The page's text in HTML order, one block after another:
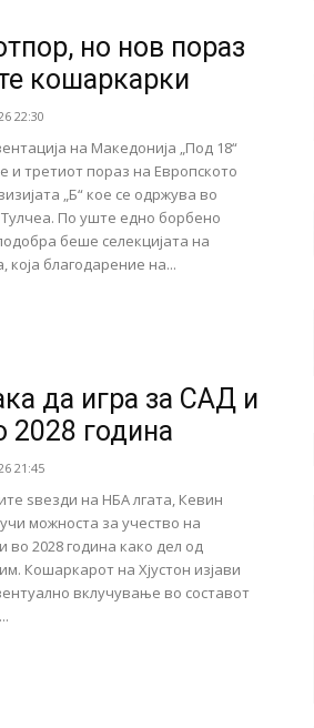
но нов пораз
кошаркарки
22:30
на Македонија „Под 18“
и третиот пораз на Европското
„Б“ кое се одржува во
По уште едно борбено
беше селекцијата на
која благодарение на...
да игра за САД и
2028 година
21:45
ѕвезди на НБА лгата, Кевин
можноста за учество на
во 2028 година како дел од
Кошаркарот на Хјустон изјави
вклучување во составот